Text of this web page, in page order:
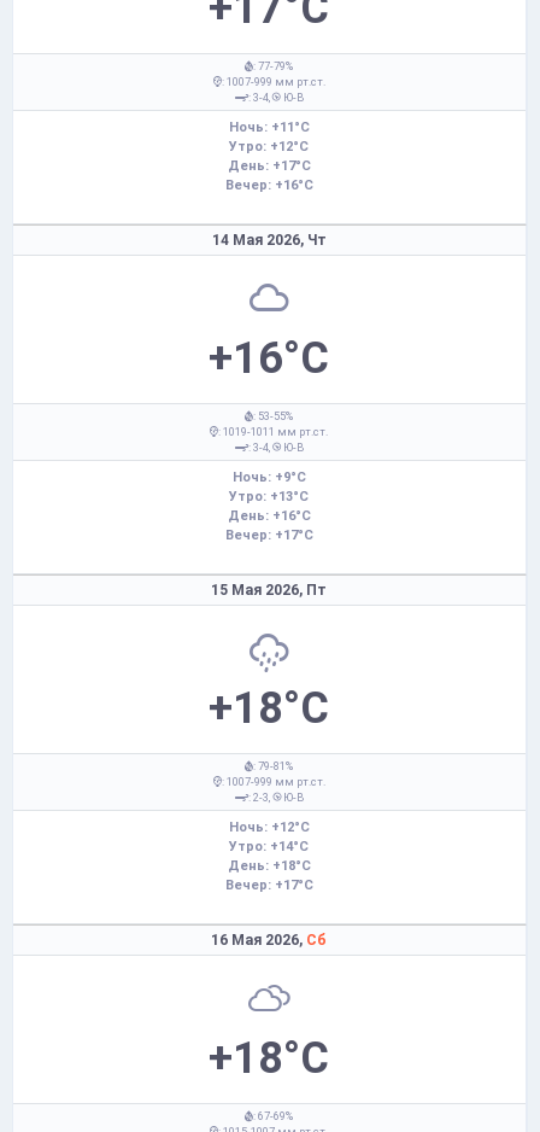
: 77-79%
: 1007-999 мм рт.ст.
: 3-4,
Ю-В
Ночь: +11°C
Утро: +12°C
День: +17°C
Вечер: +16°C
14 Мая 2026, Чт
+16°C
: 53-55%
: 1019-1011 мм рт.ст.
: 3-4,
Ю-В
Ночь: +9°C
Утро: +13°C
День: +16°C
Вечер: +17°C
15 Мая 2026, Пт
+18°C
: 79-81%
: 1007-999 мм рт.ст.
: 2-3,
Ю-В
Ночь: +12°C
Утро: +14°C
День: +18°C
Вечер: +17°C
16 Мая 2026, Сб
+18°C
: 67-69%